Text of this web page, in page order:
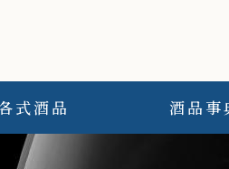
式酒品 酒品事